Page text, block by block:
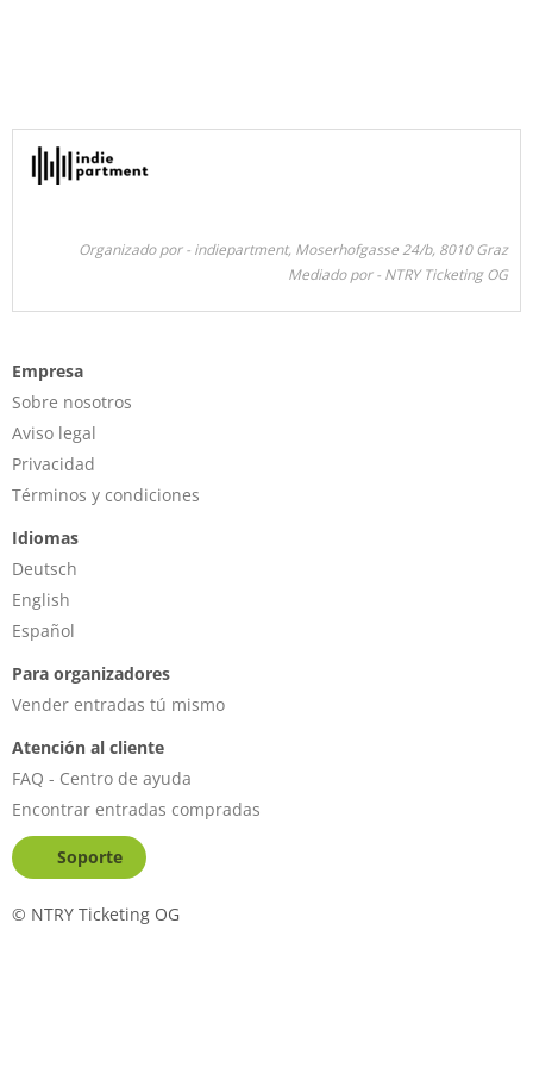
Organizado por - indiepartment, Moserhofgasse 24/b, 8010 Graz
Mediado por - NTRY Ticketing OG
Empresa
Sobre nosotros
Aviso legal
Privacidad
Términos y condiciones
Idiomas
Deutsch
English
Español
Para organizadores
Vender entradas tú mismo
Atención al cliente
FAQ - Centro de ayuda
Encontrar entradas compradas
Soporte
© NTRY Ticketing OG